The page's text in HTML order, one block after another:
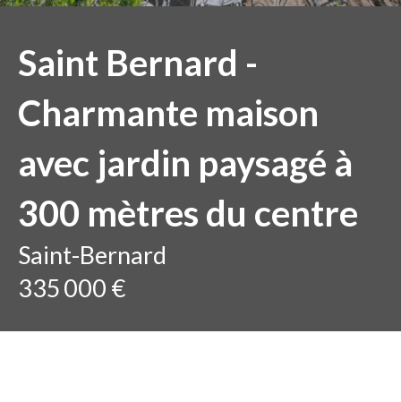
Saint Bernard -
Charmante maison
avec jardin paysagé à
300 mètres du centre
Saint-Bernard
335 000 €